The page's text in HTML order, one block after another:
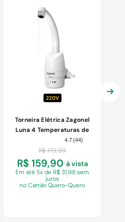
220V
Torneira Elétrica Zagonel
Luna 4 Temperaturas de
Parede Branca 5500W
220V
4.7(44)
R$ 179,99
R$ 159,90 à vista
Ematé 5x de R$ 31,98 sem
juros
no Cartão Quero-Quero